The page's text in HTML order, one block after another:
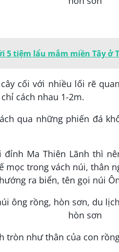
5 tiệm lẩu mắm miền Tây ở
cối với nhiều lối rẽ
cách nhau 1-2m.
qua những phiến đá
đỉnh Ma Thiên Lãnh thì
mọc trong vách núi, thân
ra biển, tên gọi núi
tròn như thân của con